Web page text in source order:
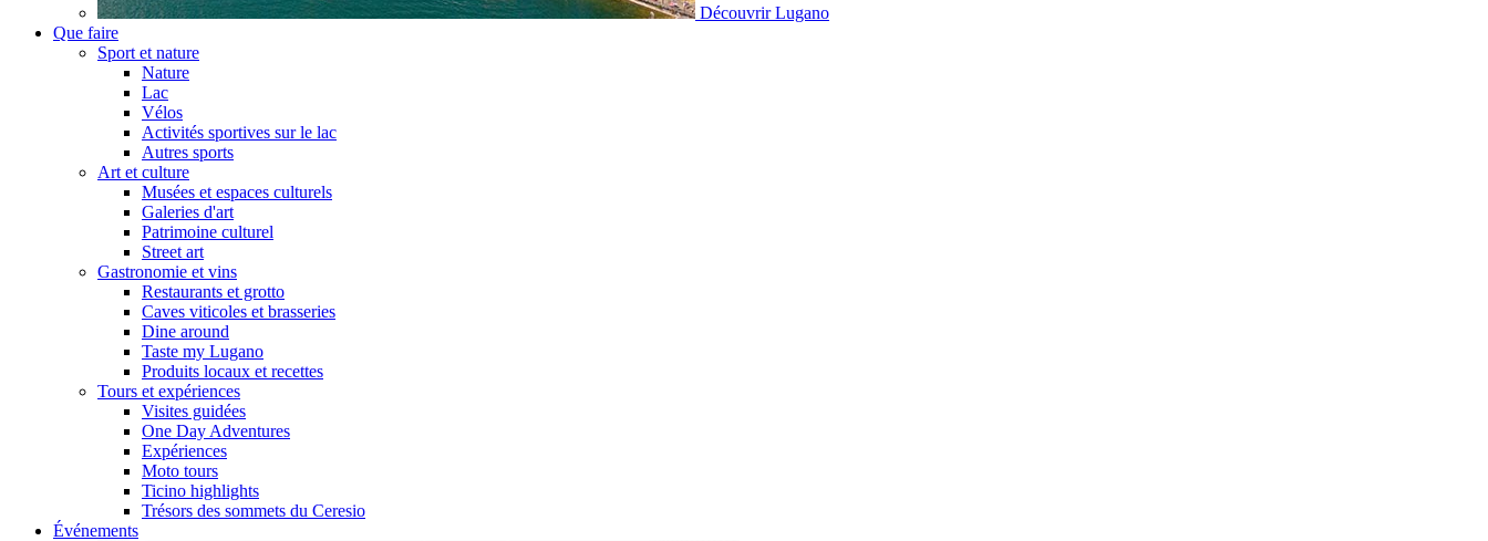
Découvrir Lugano
Que faire
Sport et nature
Nature
Lac
Vélos
Activités sportives sur le lac
Autres sports
Art et culture
Musées et espaces culturels
Galeries d'art
Patrimoine culturel
Street art
Gastronomie et vins
Restaurants et grotto
Caves viticoles et brasseries
Dine around
Taste my Lugano
Produits locaux et recettes
Tours et expériences
Visites guidées
One Day Adventures
Expériences
Moto tours
Ticino highlights
Trésors des sommets du Ceresio
Événements